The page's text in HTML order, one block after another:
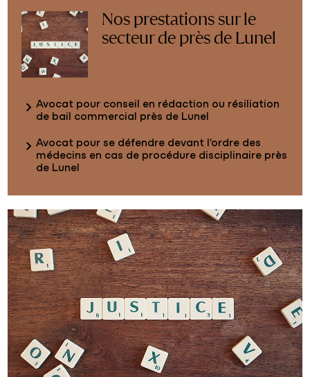
Nos prestations sur le
secteur de près de Lunel
Avocat pour conseil en rédaction ou résiliation
de bail commercial près de Lunel
Avocat pour se défendre devant l'ordre des
médecins en cas de procédure disciplinaire près
de Lunel